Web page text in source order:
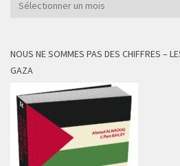
NOUS NE SOMMES PAS DES CHIFFRES –
GAZA